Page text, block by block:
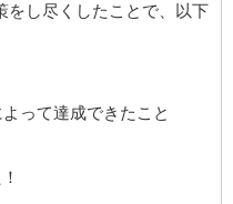
をし尽くしたことで、以下
よって達成できたこと